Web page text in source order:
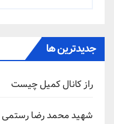
جدیدترین ها
راز کانال کمیل چیست
شهید محمد رضا رستمی